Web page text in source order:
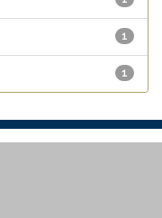
1
1